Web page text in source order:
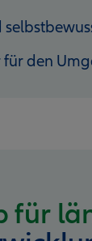
für den
für